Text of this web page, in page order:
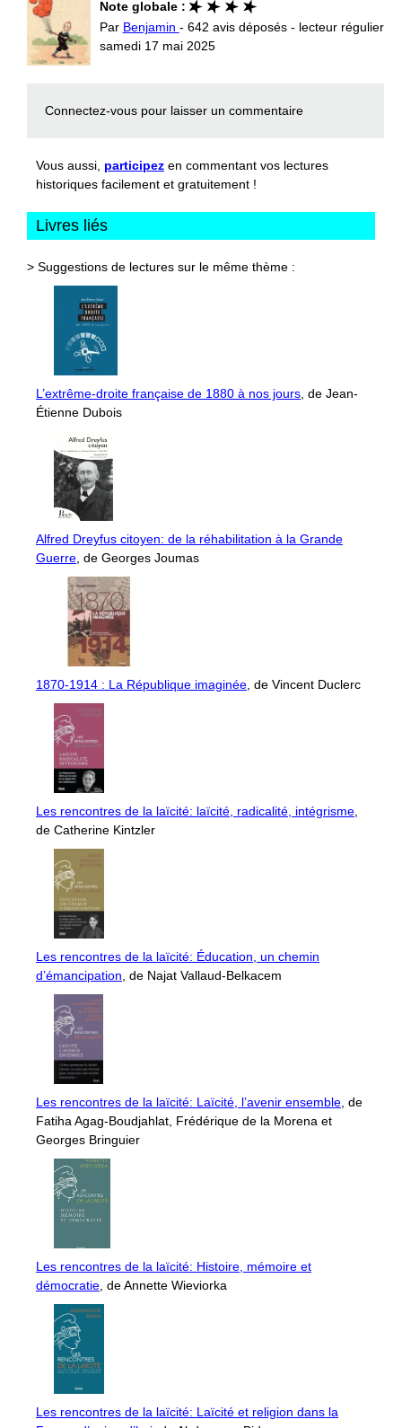
Note globale :
Par Benjamin - 642 avis déposés - lecteur régulier
samedi 17 mai 2025
Connectez-vous pour laisser un commentaire
Vous aussi, participez en commentant vos lectures
historiques facilement et gratuitement !
Livres liés
> Suggestions de lectures sur le même thème :
L’extrême-droite française de 1880 à nos jours , de Jean-
Étienne Dubois
Alfred Dreyfus citoyen: de la réhabilitation à la Grande
Guerre , de Georges Joumas
1870-1914 : La République imaginée , de Vincent Duclerc
Les rencontres de la laïcité: laïcité, radicalité, intégrisme
de Catherine Kintzler
Les rencontres de la laïcité: Éducation, un chemin
d’émancipation , de Najat Vallaud-Belkacem
Les rencontres de la laïcité: Laïcité, l’avenir ensemble , de
Fatiha Agag-Boudjahlat, Frédérique de la Morena et
Georges Bringuier
Les rencontres de la laïcité: Histoire, mémoire et
démocratie , de Annette Wieviorka
Les rencontres de la laïcité: Laïcité et religion dans la